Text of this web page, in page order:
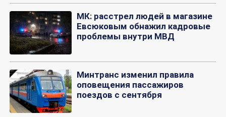
МК: расстрел людей в магазине
Евсюковым обнажил кадровые
проблемы внутри МВД
Минтранс изменил правила
оповещения пассажиров
поездов с сентября